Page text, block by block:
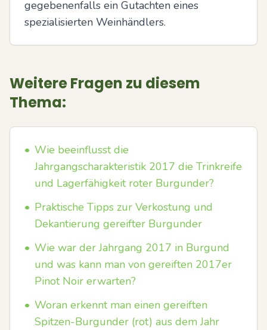
gegebenenfalls ein Gutachten eines
spezialisierten Weinhändlers.
Weitere Fragen zu diesem
Thema:
• Wie beeinflusst die
Jahrgangscharakteristik 2017 die Trinkreife
und Lagerfähigkeit roter Burgunder?
• Praktische Tipps zur Verkostung und
Dekantierung gereifter Burgunder
• Wie war der Jahrgang 2017 in Burgund
und was kann man von gereiften 2017er
Pinot Noir erwarten?
• Woran erkennt man einen gereiften
Spitzen-Burgunder (rot) aus dem Jahr